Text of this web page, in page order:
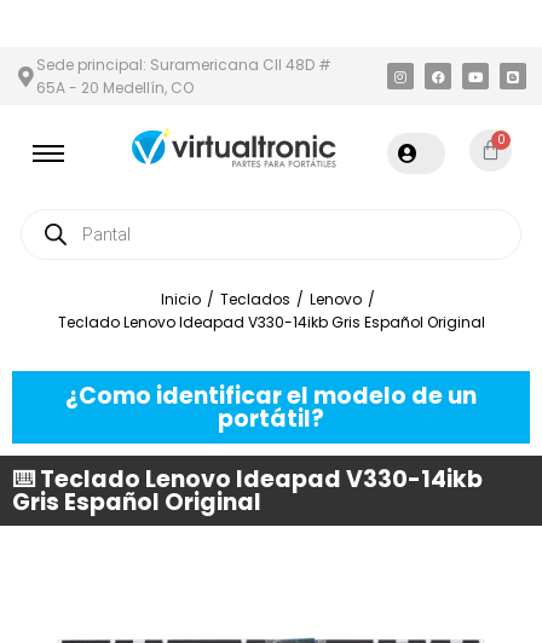
Sede principal: Suramericana Cll 48D #
65A - 20 Medellín, CO
0
Inicio / Teclados / Lenovo /
Teclado Lenovo Ideapad V330-14ikb Gris Español Original
¿Como identificar el modelo de un
portátil?
⌨️ Teclado Lenovo Ideapad V330-14ikb
Gris Español Original